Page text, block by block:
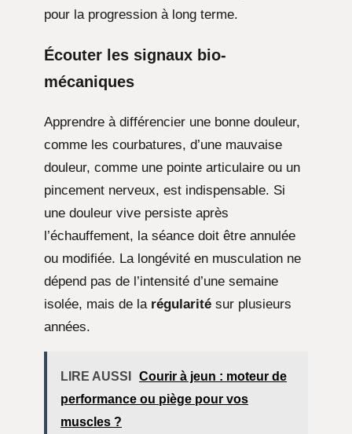
pour la progression à long terme.
Écouter les signaux bio-
mécaniques
Apprendre à différencier une bonne douleur,
comme les courbatures, d’une mauvaise
douleur, comme une pointe articulaire ou un
pincement nerveux, est indispensable. Si
une douleur vive persiste après
l’échauffement, la séance doit être annulée
ou modifiée. La longévité en musculation ne
dépend pas de l’intensité d’une semaine
isolée, mais de la régularité sur plusieurs
années.
LIRE AUSSI
Courir à jeun : moteur de
performance ou piège pour vos
muscles ?